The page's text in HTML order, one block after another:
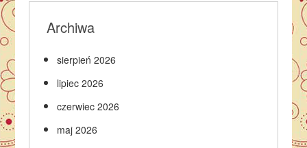
Archiwa
sierpień 2026
lipiec 2026
czerwiec 2026
maj 2026